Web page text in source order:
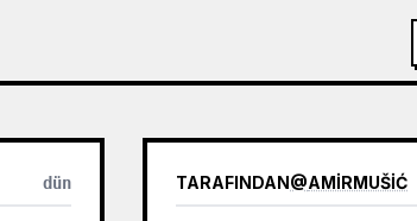
dün TARAFINDAN@AMIRMUŠIĆ